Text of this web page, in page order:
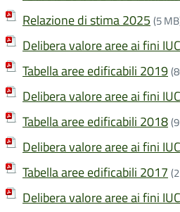
Relazione di stima 2025 (5
Delibera valore aree ai fini
Tabella aree edificabili 2019
Delibera valore aree ai fini
Tabella aree edificabili 2018
Delibera valore aree ai fini
Tabella aree edificabili 2017
Delibera valore aree ai fini